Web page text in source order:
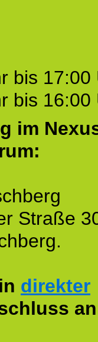
bis 17:00
bis 16:00
im
Straße
direkter